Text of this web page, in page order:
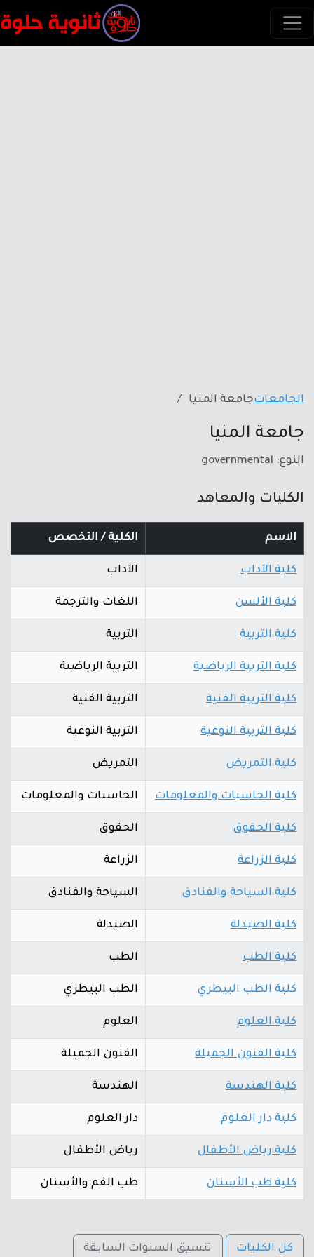
الجامعاتجامعة المنيا
جامعة المنيا
النوع: governmental
الكليات والمعاهد
الاسم الكلية / التخصص
كلية الآداب الآداب
كلية الألسن اللغات والترجمة
كلية التربية التربية
كلية التربية الرياضية التربية الرياضية
كلية التربية الفنية التربية الفنية
كلية التربية النوعية التربية النوعية
كلية التمريض التمريض
كلية الحاسبات والمعلومات الحاسبات والمعلومات
كلية الحقوق الحقوق
كلية الزراعة الزراعة
كلية السياحة والفنادق السياحة والفنادق
كلية الصيدلة الصيدلة
كلية الطب الطب
كلية الطب البيطري الطب البيطري
كلية العلوم العلوم
كلية الفنون الجميلة الفنون الجميلة
كلية الهندسة الهندسة
كلية دار العلوم دار العلوم
كلية رياض الأطفال رياض الأطفال
كلية طب الأسنان طب الفم والأسنان
كل الكليات تنسيق السنوات السابقة